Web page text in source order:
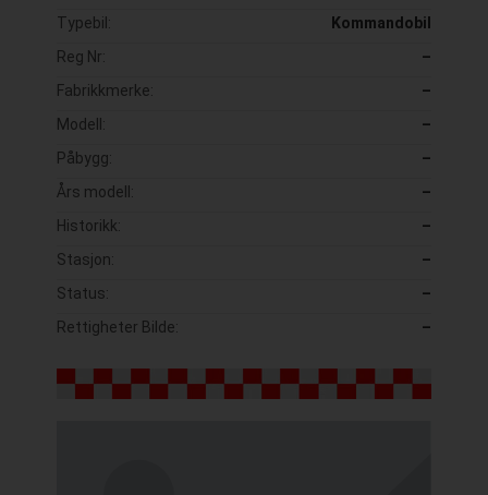
Typebil:
Kommandobil
Reg Nr:
–
Fabrikkmerke:
–
Modell:
–
Påbygg:
–
Års modell:
–
Historikk:
–
Stasjon:
–
Status:
–
Rettigheter Bilde:
–